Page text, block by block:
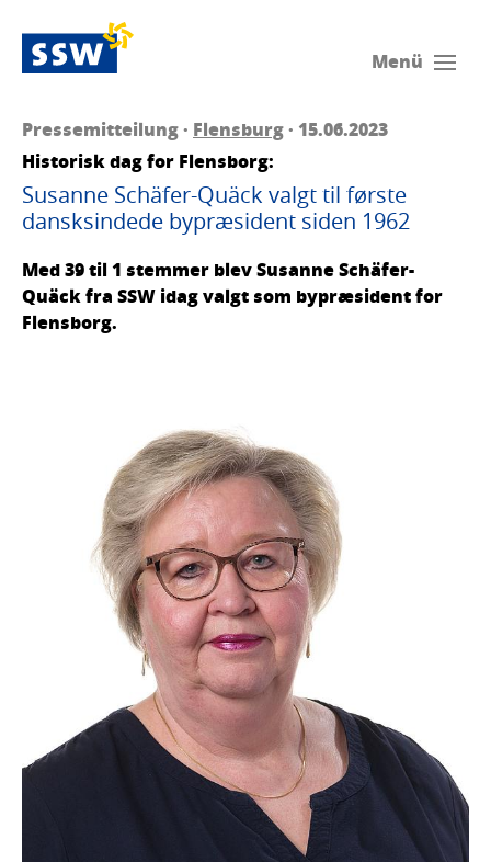
Menü
Pressemitteilung · Flensburg· 15.06.2023
Historisk dag for Flensborg:
Susanne Schäfer-Quäck valgt til første
dansksindede bypræsident siden 1962
Med 39 til 1 stemmer blev Susanne Schäfer-
Quäck fra SSW idag valgt som bypræsident for
Flensborg.